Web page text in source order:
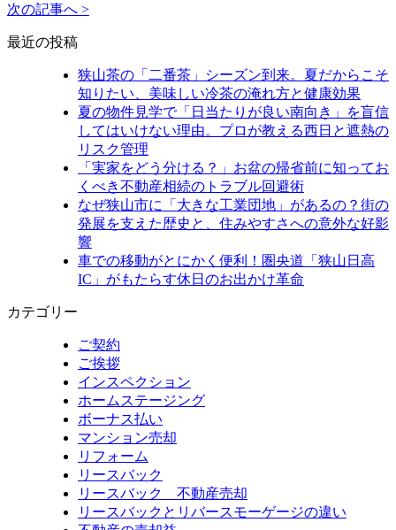
次の記事へ >
最近の投稿
狭山茶の「二番茶」シーズン到来。夏だからこそ
知りたい、美味しい冷茶の淹れ方と健康効果
夏の物件見学で「日当たりが良い南向き」を盲信
してはいけない理由。プロが教える西日と遮熱の
リスク管理
「実家をどう分ける？」お盆の帰省前に知ってお
くべき不動産相続のトラブル回避術
なぜ狭山市に「大きな工業団地」があるの？街の
発展を支えた歴史と、住みやすさへの意外な好影
響
車での移動がとにかく便利！圏央道「狭山日高
IC」がもたらす休日のお出かけ革命
カテゴリー
ご契約
ご挨拶
インスペクション
ホームステージング
ボーナス払い
マンション売却
リフォーム
リースバック
リースバック 不動産売却
リースバックとリバースモーゲージの違い